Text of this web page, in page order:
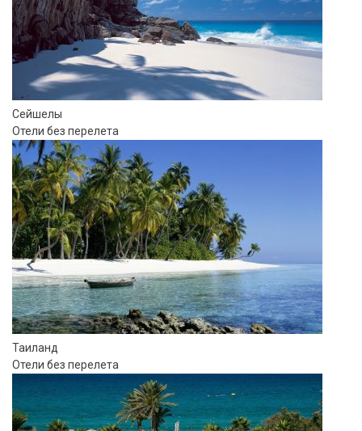
Сейшелы
Отели без перелета
Таиланд
Отели без перелета